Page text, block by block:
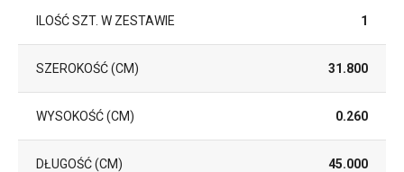
ILOŚĆ SZT. W ZESTAWIE 1
SZEROKOŚĆ (CM) 31.800
WYSOKOŚĆ (CM) 0.260
DŁUGOŚĆ (CM) 45.000